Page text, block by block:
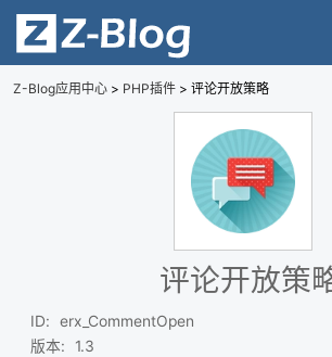
Z-Blog应用中心 > PHP插件 > 评论开放策略
评论开放策
ID:
erx_CommentOpen
版本:
1.3